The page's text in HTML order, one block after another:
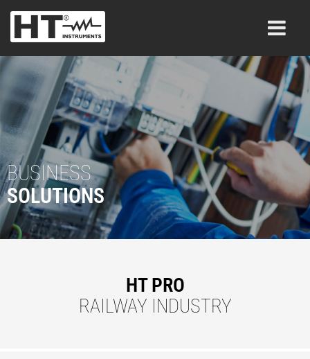
BUSINESS
SOLUTIONS
HT PRO
RAILWAY INDUSTRY